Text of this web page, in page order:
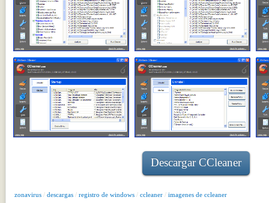
Descargar CCleaner
zonavirus / descargas / registro de windows / ccleaner / imagenes de ccleaner